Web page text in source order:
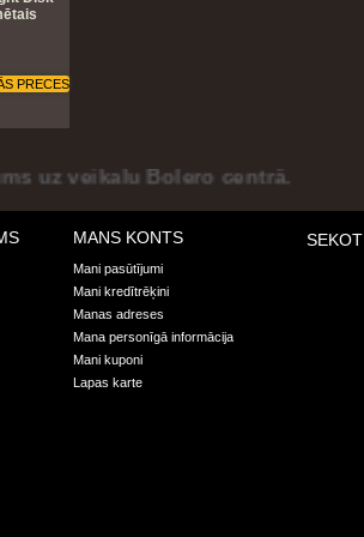
PRECES
Bolero centrā.
MANS KONTS
Mani pasūtījumi
Mani kredītrēķini
Manas adreses
Mana personīgā informācija
Mani kuponi
Lapas karte